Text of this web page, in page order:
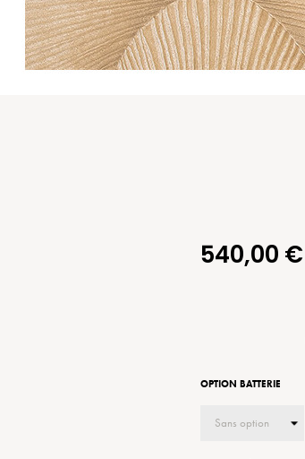
540,00 €
OPTION BATTERIE